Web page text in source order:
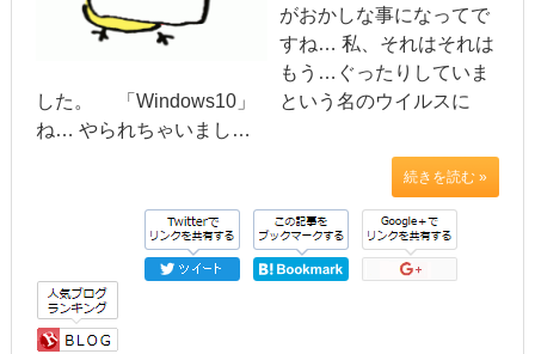
がおかしな事になってで
すね… 私、それはそれは
もう…ぐったりしていま
した。 「Windows10」 という名のウイルスに
ね… やられちゃいまし…
続きを読む »